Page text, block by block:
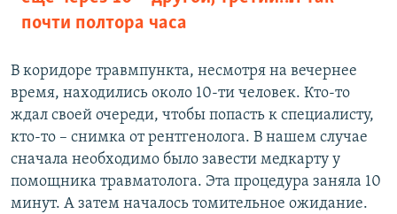
почти полтора часа
В коридоре травмпункта, несмотря на вечернее
время, находились около 10-ти человек. Кто-то
ждал своей очереди, чтобы попасть к специалисту,
кто-то – снимка от рентгенолога. В нашем случае
сначала необходимо было завести медкарту у
помощника травматолога. Эта процедура заняла 10
минут. А затем началось томительное ожидание.